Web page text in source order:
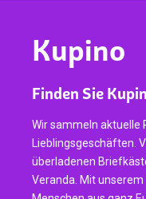
Kupino
Finden Sie
Wir sammeln aktuelle
Lieblingsgeschäften.
überladenen
Veranda. Mit